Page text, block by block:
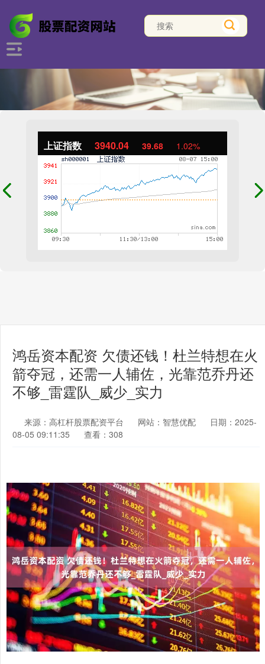
上证指数 3940.04 39.68 1.02%
鸿岳资本配资 欠债还钱！杜兰特想在火
箭夺冠，还需一人辅佐，光靠范乔丹还
不够_雷霆队_威少_实力
来源：高杠杆股票配资平台 网站：智慧优配
日期：2025-
08-05 09:11:35
查看：308